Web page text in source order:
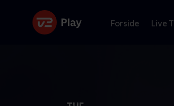
Forside Live